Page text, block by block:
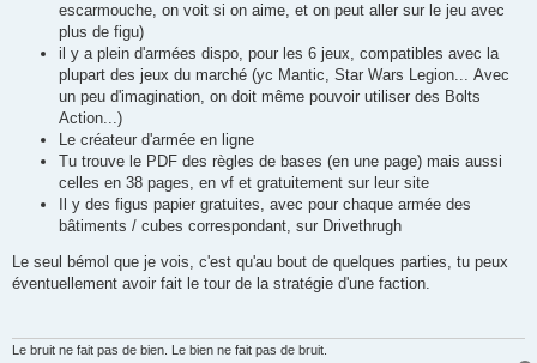
escarmouche, on voit si on aime, et on peut aller sur le jeu avec
plus de figu)
il y a plein d'armées dispo, pour les 6 jeux, compatibles avec la
plupart des jeux du marché (yc Mantic, Star Wars Legion... Avec
un peu d'imagination, on doit même pouvoir utiliser des Bolts
Action...)
Le créateur d'armée en ligne
Tu trouve le PDF des règles de bases (en une page) mais aussi
celles en 38 pages, en vf et gratuitement sur leur site
Il y des figus papier gratuites, avec pour chaque armée des
bâtiments / cubes correspondant, sur Drivethrugh
Le seul bémol que je vois, c'est qu'au bout de quelques parties, tu peux
éventuellement avoir fait le tour de la stratégie d'une faction.
Le bruit ne fait pas de bien. Le bien ne fait pas de bruit.